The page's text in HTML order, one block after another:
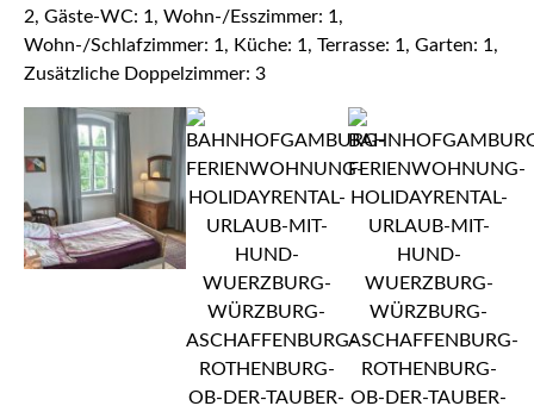
2, Gäste-WC: 1, Wohn-/Esszimmer: 1,
Wohn-/Schlafzimmer: 1, Küche: 1, Terrasse: 1, Garten: 1,
Zusätzliche Doppelzimmer: 3